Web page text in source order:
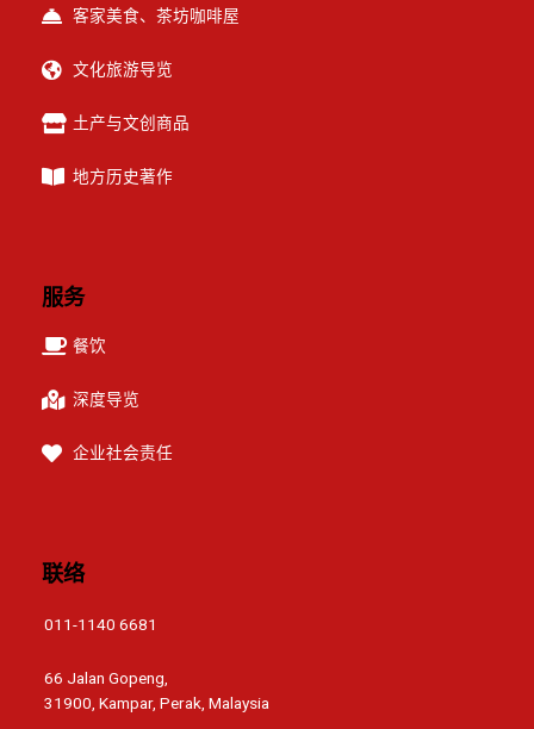
客家美食、茶坊咖啡屋
文化旅游导览
土产与文创商品
地方历史著作
服务
餐饮
深度导览
企业社会责任
联络
011-1140 6681
66 Jalan Gopeng,
31900, Kampar, Perak, Malaysia